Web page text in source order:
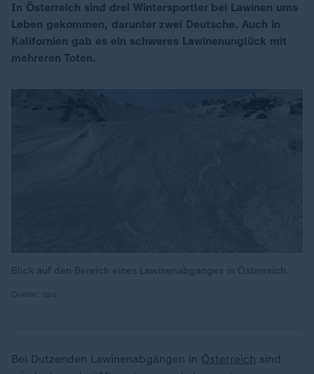
In Österreich sind drei Wintersportler bei Lawinen ums
Leben gekommen, darunter zwei Deutsche. Auch in
Kalifornien gab es ein schweres Lawinenunglück mit
mehreren Toten.
Blick auf den Bereich eines Lawinenabganges in Österreich.
Bei Dutzenden Lawinenabgängen in Österreich sind